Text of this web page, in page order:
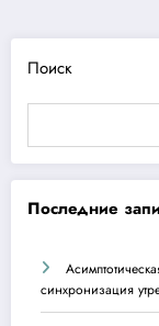
Поиск
Последние
синхронизация